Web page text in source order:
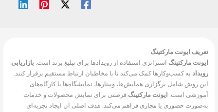
تعریف ایونت مارکتینگ
ایونت مارکتینگ استراتژی استفاده از رویدادها برای تبلیغ برند است. بازاریابی
رویدادبه کسب‌وکارها کمک می‌کند تا با مخاطبان ارتباط مستقیم برقرار کنند.
این روش شامل برگزاری همایش‌ها، وبینارها، نمایشگاه‌ها یا کارگاه‌های
آموزشی است.
ایونت مارکتینگ فرصتی برای نمایش محصولات و خدمات
به‌صورت حضوری یا مجازی فراهم می‌کند. هدف اصلی آن ایجاد تجربه‌ای